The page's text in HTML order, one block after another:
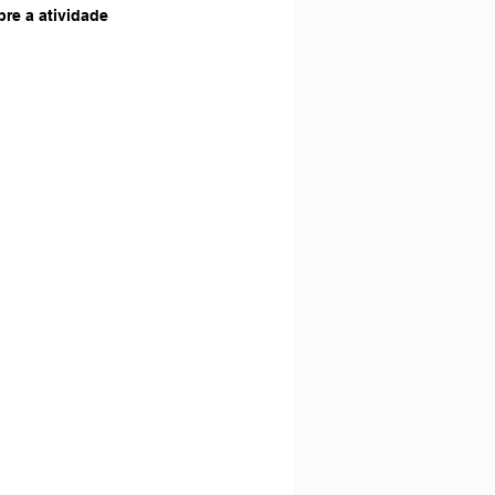
a atividade